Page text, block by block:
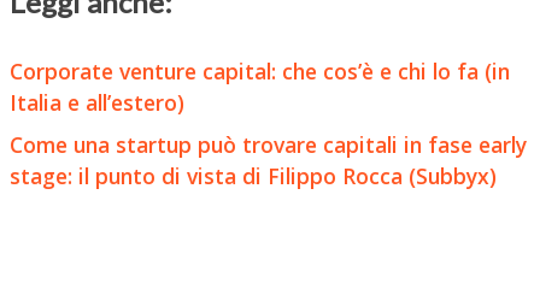
Corporate venture capital: che cos’è e chi lo fa (in
Italia e all’estero)
Come una startup può trovare capitali in fase early
stage: il punto di vista di Filippo Rocca (Subbyx)